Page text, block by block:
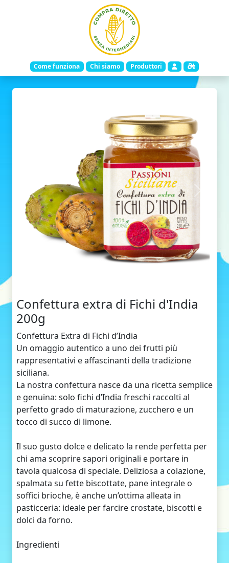
Come funziona Chi siamo Produttori
Indietro Avanti
Confettura extra di Fichi d'India
200g
Confettura Extra di Fichi d’India
Un omaggio autentico a uno dei frutti più
rappresentativi e affascinanti della tradizione
siciliana.
La nostra confettura nasce da una ricetta semplice
e genuina: solo fichi d’India freschi raccolti al
perfetto grado di maturazione, zucchero e un
tocco di succo di limone.
Il suo gusto dolce e delicato la rende perfetta per
chi ama scoprire sapori originali e portare in
tavola qualcosa di speciale. Deliziosa a colazione,
spalmata su fette biscottate, pane integrale o
soffici brioche, è anche un’ottima alleata in
pasticceria: ideale per farcire crostate, biscotti e
dolci da forno.
Ingredienti